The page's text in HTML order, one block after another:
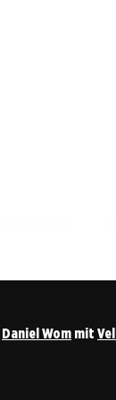
Daniel Wom mit